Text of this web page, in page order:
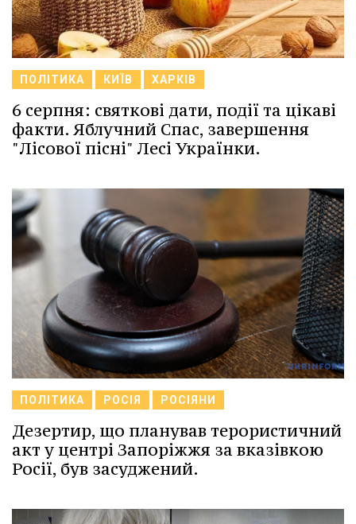
ПОЛІТИКА КИЇВ ХАРКІВ
6 серпня: святкові дати, події та цікаві
факти. Яблучний Спас, завершення
"Лісової пісні" Лесі Українки.
ПОЛІТИКА РОСІЯ РОСІЯНИ
Дезертир, що планував терористичний
акт у центрі Запоріжжя за вказівкою
Росії, був засуджений.